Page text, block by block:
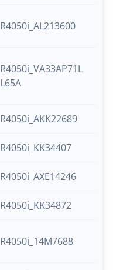
R4050i_AL213600
R4050i_VA33AP71L
L65A
R4050i_AKK22689
R4050i_KK34407
R4050i_AXE14246
R4050i_KK34872
R4050i_14M7688